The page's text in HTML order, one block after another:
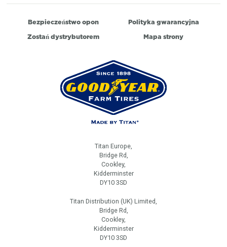
Bezpieczeństwo opon
Polityka gwarancyjna
Zostań dystrybutorem
Mapa strony
Titan Europe,
Bridge Rd,
Cookley,
Kidderminster
DY10 3SD
Titan Distribution (UK) Limited,
Bridge Rd,
Cookley,
Kidderminster
DY10 3SD